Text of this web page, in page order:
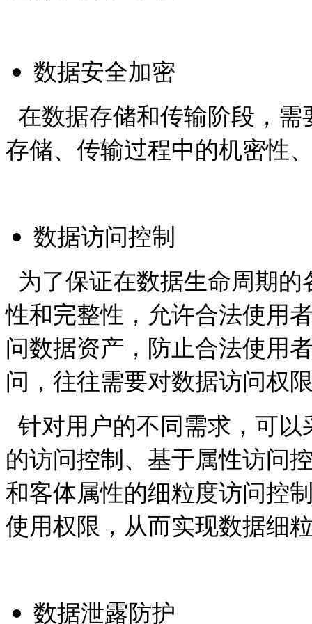
数据安全加密
在数据存储和传输阶段，
存储、传输过程中的机密性
数据访问控制
为了保证在数据生命周期
性和完整性，允许合法使用
问数据资产，防止合法使用
问，往往需要对数据访问权
针对用户的不同需求，可
的访问控制、基于属性访问
和客体属性的细粒度访问控
使用权限，从而实现数据细
数据泄露防护